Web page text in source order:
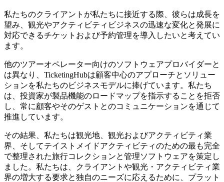
私たちのクライアントが私たちに接近する際、彼らは成長を
望み、観光やアクティビティビジネスの迅速な変化と発展に
対応できるチケットおよび予約管理を導入したいと考えてい
ます。
他のツアーオペレーター向けのソフトウェアプロバイダーと
は異なり、TicketingHubは顧客中心のアプローチとソリュー
ションを私たちのビジネスモデルに捧げています。私たち
は、投資家が製品機能のロードマップを指示することを拒否
し、常に顧客やそのゲストとのコミュニケーションを通じて
推進しています。
その結果、私たちは観光地、観光およびアクティビティ業
界、そしてテイストメイドアクティビティのための最も完全
で整理された旅行コレクションと管理ソフトウェアを策定し
ました。私たちは、クライアントや観光・アクティビティ業
界の増大する要求と独自のニーズに応えるために、プラット